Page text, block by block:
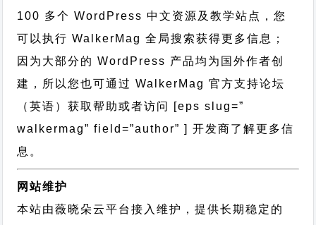
100 多个 WordPress 中文资源及教学站点，您
可以执行 WalkerMag 全局搜索获得更多信息；
因为大部分的 WordPress 产品均为国外作者创
建，所以您也可通过WalkerMag 官方支持论坛
（英语）获取帮助或者访问 [eps slug=”
walkermag” field=”author” ] 开发商了解更多信
息。
网站维护
本站由薇晓朵云平台接入维护，提供长期稳定的